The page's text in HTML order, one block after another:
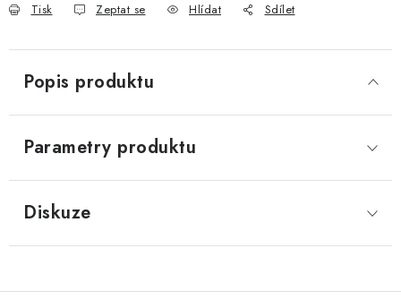
Obchodní podmínky
Podmínky ochrany osobních údajů
Tisk Zeptat se Hlídat Sdílet
Popis produktu
Parametry produktu
Diskuze